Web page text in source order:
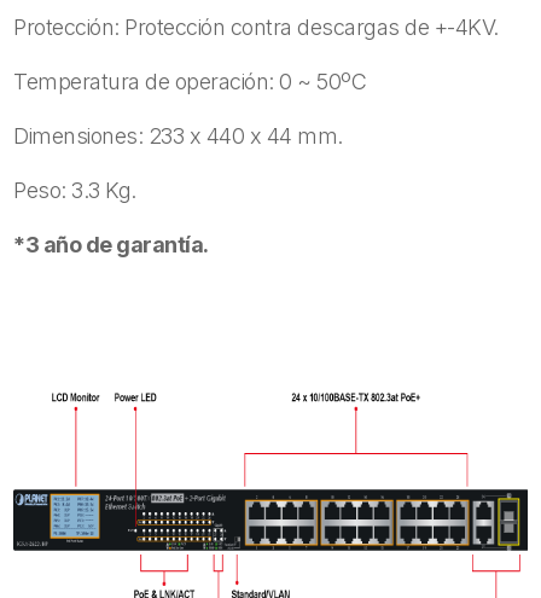
Protección: Protección contra descargas de +-4KV.
Temperatura de operación: 0 ~ 50ºC
Dimensiones: 233 x 440 x 44 mm.
Peso: 3.3 Kg.
*3 año de garantía.